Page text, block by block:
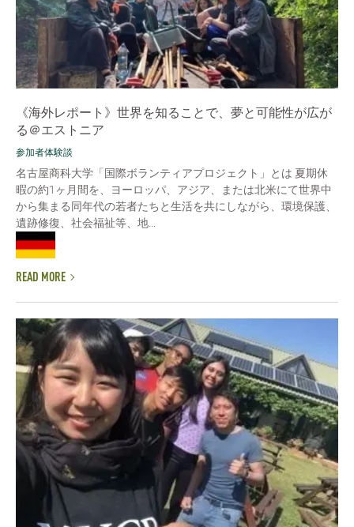
《海外レポート》世界を知ることで、夢と可能性が広が
る＠エストニア
参加者体験談
名古屋商科大学「国際ボランティアプロジェクト」とは 夏期休
暇の約1ヶ月間を、ヨーロッパ、アジア、または北米にて世界中
から集まる同年代の若者たちと生活を共にしながら、環境保護、
遺跡修復、社会福祉等、地...
READ MORE